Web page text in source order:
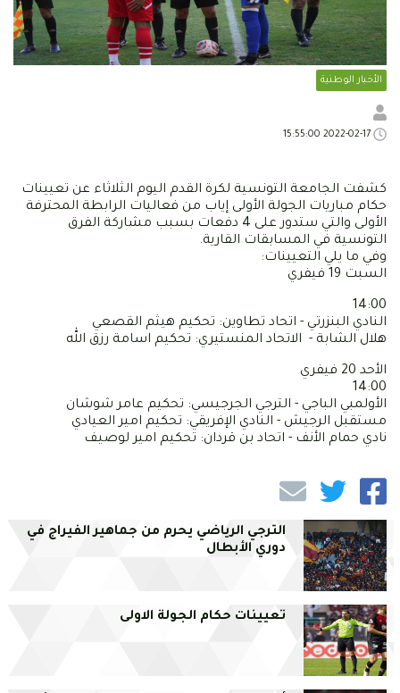
الأخبار الوطنية
كشفت الجامعة التونسية لكرة القدم اليوم الثلاثاء عن تعيينات
حكام مباريات الجولة الأولى إياب من فعاليات الرابطة المحترفة
الأولى والتي ستدور على 4 دفعات بسبب مشاركة الفرق
التونسية في المسابقات القارية.
وفي ما يلي التعيينات:
السبت 19 فيفري
14:00
النادي البنزرتي - اتحاد تطاوين: تحكيم هيثم القصعي
هلال الشابة - الاتحاد المنستيري: تحكيم اسامة رزق الله
الأحد 20 فيفري
14:00
الأولمبي الباجي - الترجي الجرجيسي: تحكيم عامر شوشان
مستقبل الرجيش - النادي الإفريقي: تحكيم امير العيادي
نادي حمام الأنف - اتحاد بن قردان: تحكيم امير لوصيف
الترجي الرياضي يحرم من جماهير الفيراج في
دوري الأبطال
تعيينات حكام الجولة الاولى